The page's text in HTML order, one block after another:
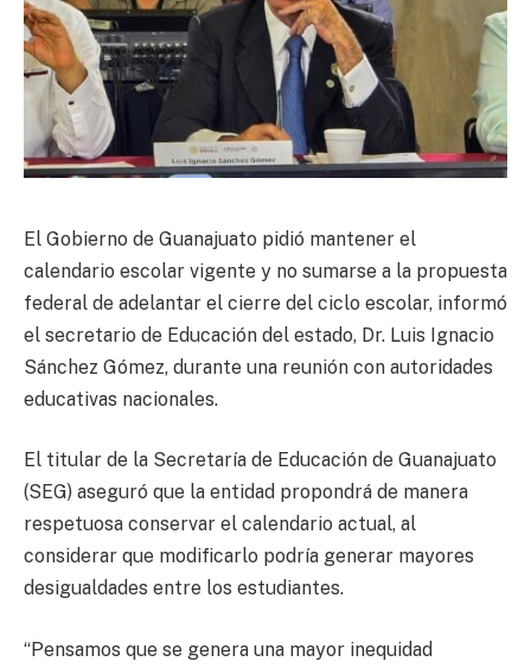
El Gobierno de Guanajuato pidió mantener el
calendario escolar vigente y no sumarse a la propuesta
federal de adelantar el cierre del ciclo escolar, informó
el secretario de Educación del estado, Dr. Luis Ignacio
Sánchez Gómez, durante una reunión con autoridades
educativas nacionales.
El titular de la Secretaría de Educación de Guanajuato
(SEG) aseguró que la entidad propondrá de manera
respetuosa conservar el calendario actual, al
considerar que modificarlo podría generar mayores
desigualdades entre los estudiantes.
“Pensamos que se genera una mayor inequidad